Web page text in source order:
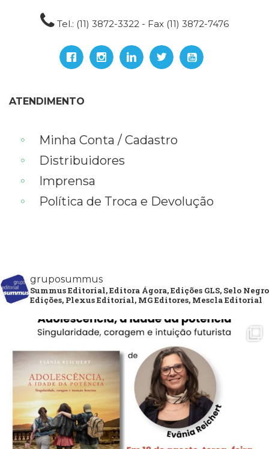
Tel.: (11) 3872-3322 - Fax (11) 3872-7476
ATENDIMENTO
Minha Conta / Cadastro
Distribuidores
Imprensa
Política de Troca e Devolução
gruposummus
Summus Editorial, Editora Ágora, Edições GLS, Selo Negro
Edições, Plexus Editorial, MG Editores, Mescla Editorial